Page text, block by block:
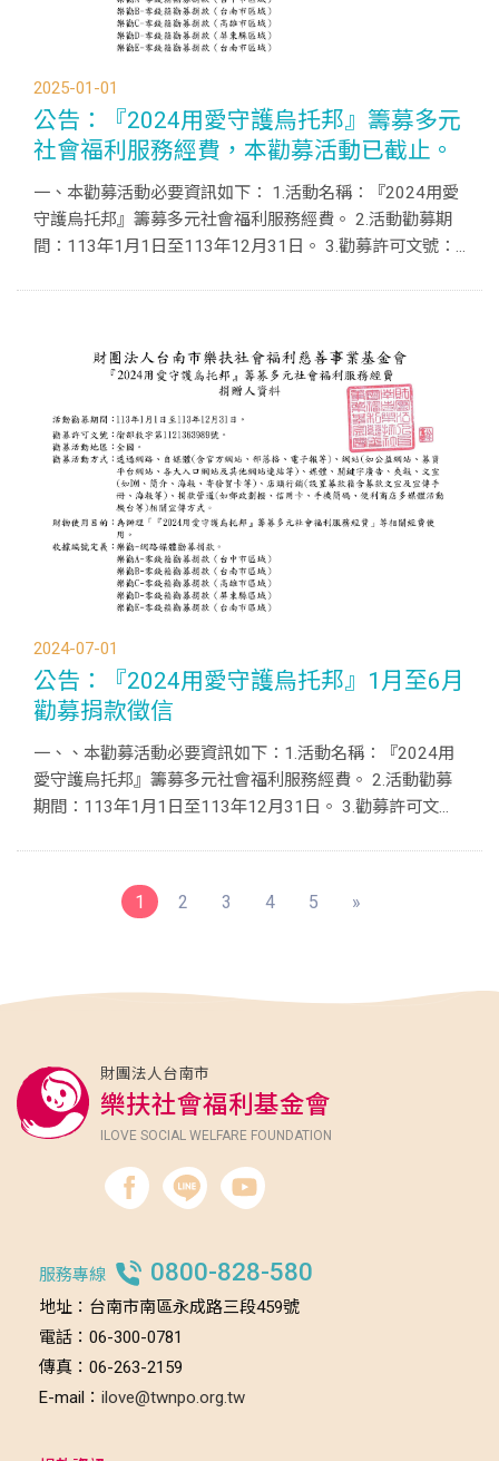
2025-01-01
公告：『2024用愛守護烏托邦』籌募多元
社會福利服務經費，本勸募活動已截止。
一、本勸募活動必要資訊如下： 1.活動名稱：『2024用愛
守護烏托邦』籌募多元社會福利服務經費。 2.活動勸募期
間：113年1月1日至113年12月31日。 3.勸募許可文號：
2024-07-01
公告：『2024用愛守護烏托邦』1月至6月
勸募捐款徵信
一、、本勸募活動必要資訊如下：1.活動名稱：『2024用
愛守護烏托邦』籌募多元社會福利服務經費。 2.活動勸募
期間：113年1月1日至113年12月31日。 3.勸募許可文
1 (current)
2 3 4 5 »
財團法人台南市
樂扶社會福利基金會
ILOVE SOCIAL WELFARE FOUNDATION
服務專線 0800-828-580
地址：台南市南區永成路三段459號
電話：06-300-0781
傳真：06-263-2159
E-mail： ilove@twnpo.org.tw